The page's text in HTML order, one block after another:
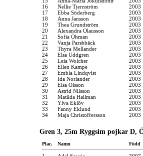
16
Nellie Tjernström
2003
17
Ebba Söderberg
2003
18
Anna Jansson
2003
19
Thea Grundström
2003
20
Alexandra Olausson
2003
21
Sofia Öhman
2003
22
Vanja Parsbbäck
2003
23
Thyra Mellander
2003
24
Elsa Uddgren
2003
25
Leia Wolcher
2003
26
Ellen Kampe
2003
27
Embla Lindqvist
2003
28
Ida Norlander
2003
29
Elsa Olsson
2003
30
Astrid Nilsson
2003
31
Matilda Hallman
2003
32
Ylva Eklöv
2003
33
Fanny Eklund
2003
34
Maja Christoffersson 2003
Gren 3, 25m Ryggsim pojkar D,
Plac. Namn Född